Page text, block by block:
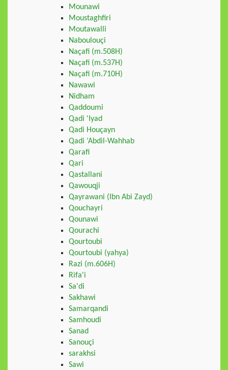
Mounawi
Moustaghfiri
Moutawalli
Naboulouçi
Naçafi (m.508H)
Naçafi (m.537H)
Naçafi (m.710H)
Nawawi
Nidham
Qaddoumi
Qadi 'Iyad
Qadi Houçayn
Qadi ‘Abdil-Wahhab
Qarafi
Qari
Qastallani
Qawouqji
Qayrawani (Ibn Abi Zayd)
Qouchayri
Qounawi
Qourachi
Qourtoubi
Qourtoubi (yahya)
Razi (m.606H)
Rifa'i
Sa'di
Sakhawi
Samarqandi
Samhoudi
Sanad
Sanouçi
sarakhsi
Sawi